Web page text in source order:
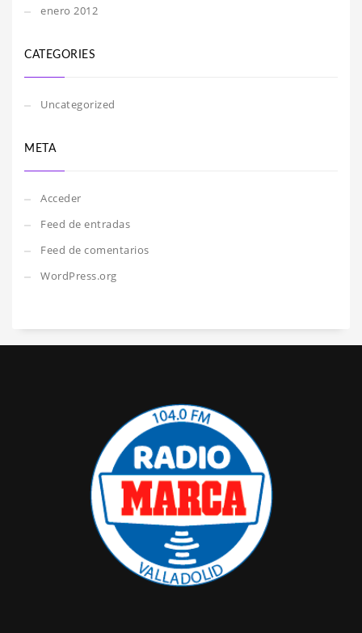
enero 2012
CATEGORIES
Uncategorized
META
Acceder
Feed de entradas
Feed de comentarios
WordPress.org